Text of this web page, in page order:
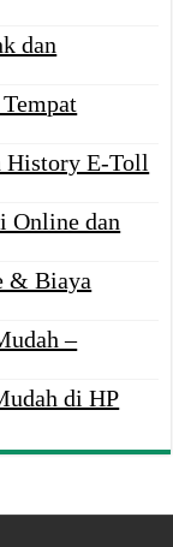
dan
History E-Toll
Online dan
& Biaya
–
di HP